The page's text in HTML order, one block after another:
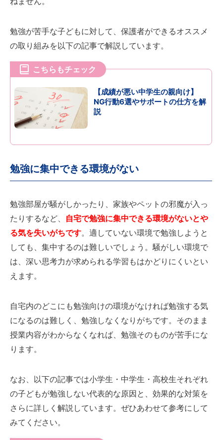
勉強が苦手な子どもに対して、保護者ができるオススメ
の取り組みを以下の記事で解説しています。
こちらもチェック
【成績が悪い中学生の親向け】
NG行動6選やサポートの仕方を解
説
勉強に集中できる環境がない
勉強部屋が騒がしかったり、家族やペットの邪魔が入っ
たりするなど、 自宅で勉強に集中できる環境がないとや
る気を失いがちです。適していない環境で勉強しようと
しても、集中するのは難しいでしょう。騒がしい環境で
は、深い思考力が求められる学習もはかどりにくいとい
えます。
自宅内のどこにも勉強向けの環境がなければ勉強する気
になるのは難しく、勉強しなくなりがちです。そのまま
授業内容がわからなくなれば、勉強そのものが苦手にな
ります。
なお、以下の記事では小学生・中学生・高校生それぞれ
の子どもが勉強しない代表的な原因と、効果的な対策を
さらに詳しく解説しています。ぜひあわせて参考にして
みてください。